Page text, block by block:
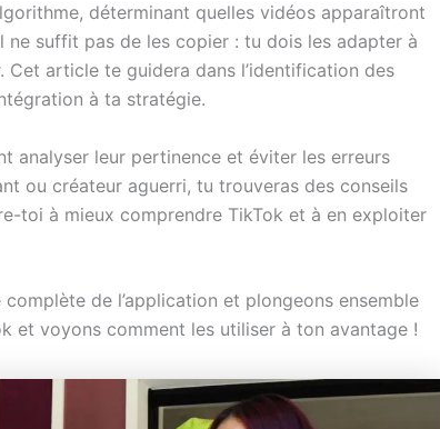
déterminant quelles vidéos apparaîtront
ne suffit pas de les copier : tu dois les adapter à
Cet article te guidera dans l’identification des
à ta stratégie.
analyser leur pertinence et éviter les erreurs
ou créateur aguerri, tu trouveras des conseils
toi à mieux comprendre TikTok et à en exploiter
de l’application et plongeons ensemble
et voyons comment les utiliser à ton avantage !